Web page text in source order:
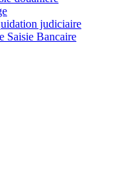
judiciaire
Saisie Bancaire